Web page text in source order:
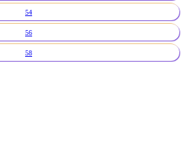
54
56
58